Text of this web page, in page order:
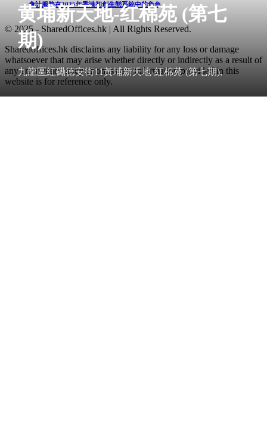
黄埔新天地-红棉苑 (第七
期)
九龍區紅磡德安街11黃埔新天地-紅棉苑 (第七期),
會計服務在2025年香港初創生態系統中的角色
© 2025 - SharedOffices.hk | All Rights Reserved.
Sharedoffices.hk disclaims any liability for any loss or damage
whatsoever that may arise whether directly or indirectly as a result of
any error, inaccuracy or omission. Information provided in this
website is for reference only.